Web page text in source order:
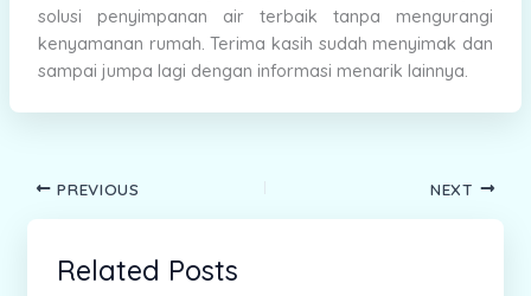
solusi penyimpanan air terbaik tanpa mengurangi
kenyamanan rumah. Terima kasih sudah menyimak dan
sampai jumpa lagi dengan informasi menarik lainnya.
PREVIOUS NEXT
Related Posts